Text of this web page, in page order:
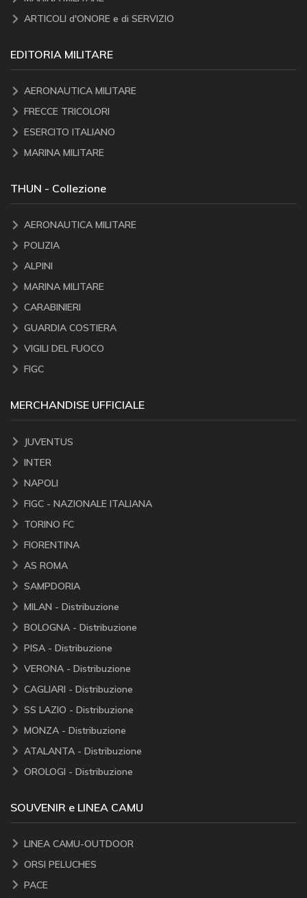
ARTICOLI d'ONORE e di SERVIZIO
EDITORIA MILITARE
AERONAUTICA MILITARE
FRECCE TRICOLORI
ESERCITO ITALIANO
MARINA MILITARE
THUN - Collezione
AERONAUTICA MILITARE
POLIZIA
ALPINI
MARINA MILITARE
CARABINIERI
GUARDIA COSTIERA
VIGILI DEL FUOCO
FIGC
MERCHANDISE UFFICIALE
JUVENTUS
INTER
NAPOLI
FIGC - NAZIONALE ITALIANA
TORINO FC
FIORENTINA
AS ROMA
SAMPDORIA
MILAN - Distribuzione
BOLOGNA - Distribuzione
PISA - Distribuzione
VERONA - Distribuzione
CAGLIARI - Distribuzione
SS LAZIO - Distribuzione
MONZA - Distribuzione
ATALANTA - Distribuzione
OROLOGI - Distribuzione
SOUVENIR e LINEA CAMU
LINEA CAMU-OUTDOOR
ORSI PELUCHES
PACE